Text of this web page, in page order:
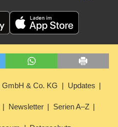
& Co. KG Updates
Newsletter Serien A–Z